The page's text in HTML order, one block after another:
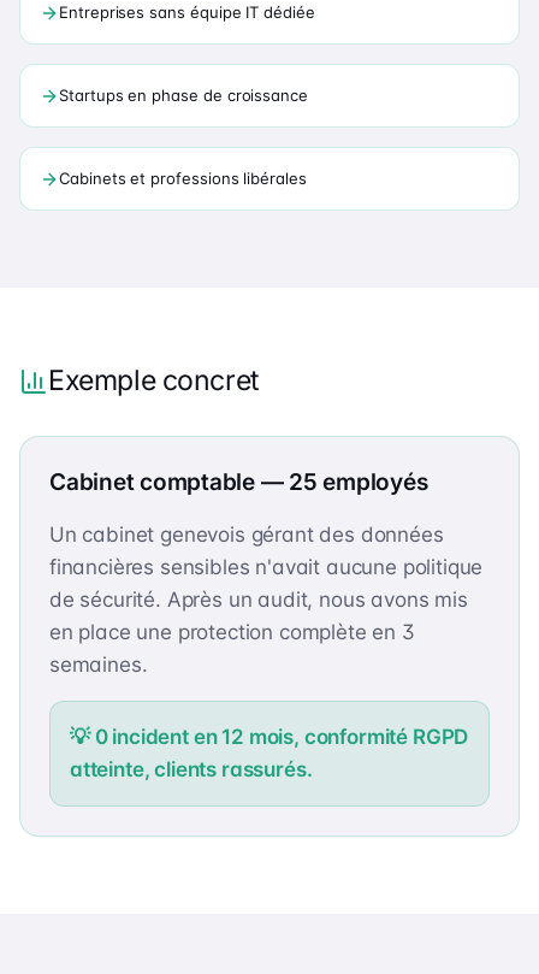
Entreprises sans équipe IT dédiée
Startups en phase de croissance
Cabinets et professions libérales
Exemple concret
Cabinet comptable — 25 employés
Un cabinet genevois gérant des données
financières sensibles n'avait aucune politique
de sécurité. Après un audit, nous avons mis
en place une protection complète en 3
semaines.
💡 0 incident en 12 mois, conformité RGPD
atteinte, clients rassurés.